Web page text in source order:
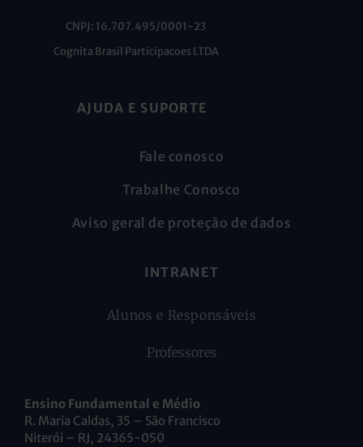
CNPJ: 16.707.495/0001-23
Cognita Brasil Participacoes LTDA
AJUDA E SUPORTE
Fale conosco
Trabalhe Conosco
Aviso geral de proteção de dados
INTRANET
Alunos e Responsáveis
Professores
Ensino Fundamental e Médio
R. Maria Caldas, 35 – São Francisco
Niterói – RJ, 24365-050